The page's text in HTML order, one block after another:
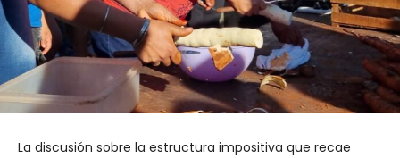
La discusión sobre la estructura impositiva que recae